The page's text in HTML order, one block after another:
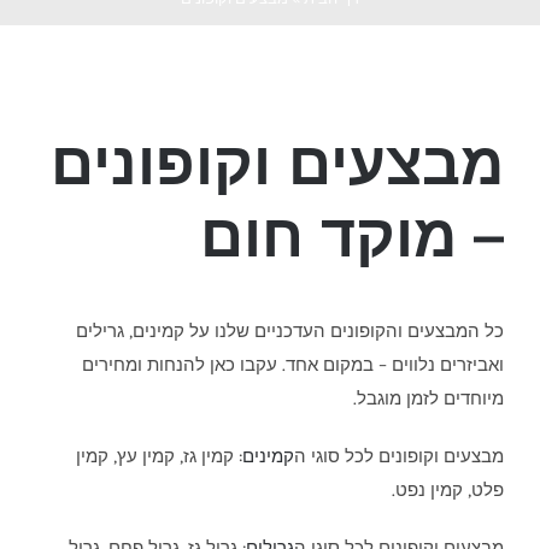
מבצעים וקופונים
– מוקד חום
כל המבצעים והקופונים העדכניים שלנו על קמינים, גרילים
ואביזרים נלווים – במקום אחד. עקבו כאן להנחות ומחירים
מיוחדים לזמן מוגבל.
מבצעים וקופונים לכל סוגי הקמינים: קמין גז, קמין עץ, קמין
פלט, קמין נפט.